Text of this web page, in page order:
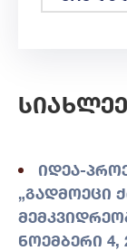
იდეა-
„გადმოეცი
ნოემბერი 4,